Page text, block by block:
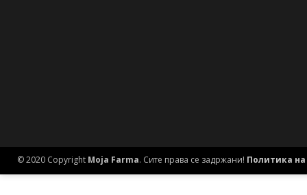
© 2020 Copyright Moja Farma. Сите права се задржани! Политика